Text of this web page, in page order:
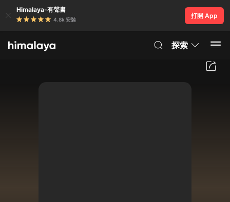
Himalaya-有聲書
4.8k 安裝
打開 App
探索